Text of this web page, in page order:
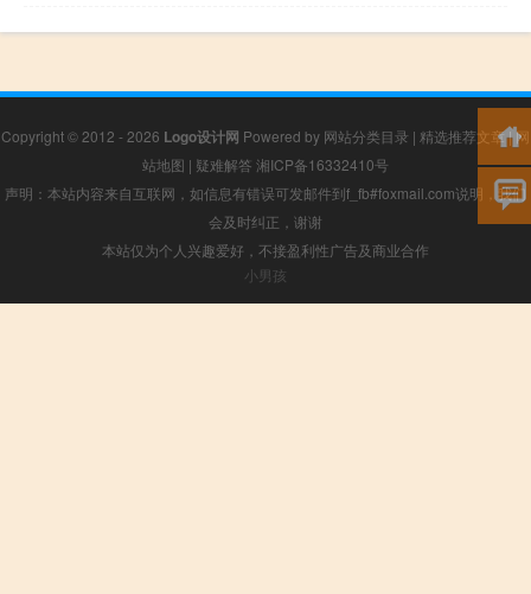
Copyright © 2012 - 2026 Logo设计网 Powered by 网站分类目录 | 精选推荐文章|网
站地图 | 疑难解答 湘ICP备16332410号
声明：本站内容来自互联网，如信息有错误可发邮件到f_fb#foxmail.com说明，我们
会及时纠正，谢谢
本站仅为个人兴趣爱好，不接盈利性广告及商业合作
小男孩